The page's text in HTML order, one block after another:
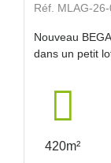
Réf. MLAG-
Nouveau
dans un petit
420m²